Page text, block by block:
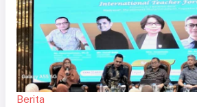
Berita